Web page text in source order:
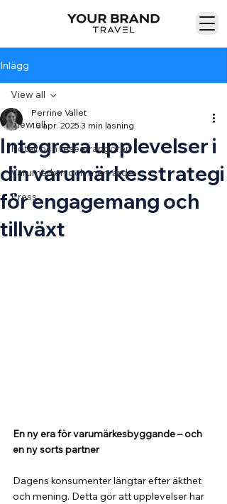
Inlägg
View all
Hotell och researrangörer
Varumärken och mervärde
Press
View all
Integrera upplevelser i
din varumärkesstrategi
för engagemang och
tillväxt
Perrine Vallet
10 apr. 2025 3 min läsning
En ny era för varumärkesbyggande – och
en ny sorts partner
Dagens konsumenter längtar efter äkthet
och mening. Detta gör att upplevelser har